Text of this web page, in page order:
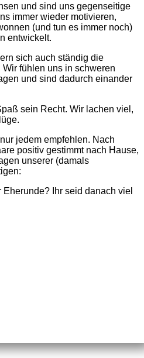
und sind uns gegenseitige
immer wieder motivieren,
(und tun es immer noch)
entwickelt.
sich auch ständig die
fühlen uns in schweren
und sind dadurch einander
sein Recht. Wir lachen viel,
jedem empfehlen. Nach
positiv gestimmt nach Hause,
unserer (damals
Ihr seid danach viel